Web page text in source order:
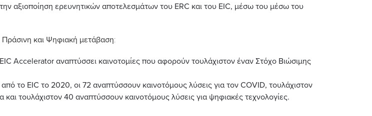
αξιοποίηση ερευνητικών αποτελεσμάτων του ERC και του EIC, μέσω του μέσω του
Πράσινη και Ψηφιακή μετάβαση:
Accelerator αναπτύσσει καινοτομίες που αφορούν τουλάχιστον έναν Στόχο Βιώσιμης
το EIC το 2020, οι 72 αναπτύσσουν καινοτόμους λύσεις για τον COVID, τουλάχιστον
τουλάχιστον 40 αναπτύσσουν καινοτόμους λύσεις για ψηφιακές τεχνολογίες.